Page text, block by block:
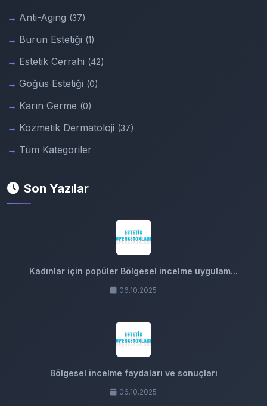
Anti-Aging (37)
Burun Estetiği (1)
Estetik Cerrahi (42)
Göğüs Estetiği (0)
Karın Germe (0)
Kozmetik Dermatoloji (37)
Tüm Kategoriler
Son Yazılar
Kadınlar için popüler Bölgesel incelme uygulam...
06.10.2025
Bölgesel incelme faydaları ve sonuçları
06.10.2025